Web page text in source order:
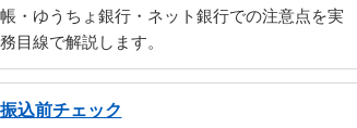
帳・ゆうちょ銀行・ネット銀行での注意点を実
務目線で解説します。
振込前チェック